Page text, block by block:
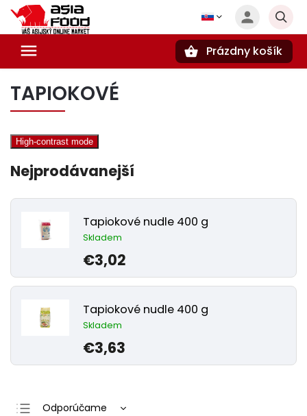
Prázdny košík
TAPIOKOVÉ
High-contrast mode
Nejprodávanejší
Tapiokové nudle 400 g
Skladem
€3,02
Tapiokové nudle 400 g
Skladem
€3,63
Odporúčame